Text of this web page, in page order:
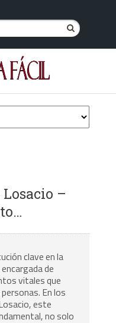
–
clave en la
de
vitales que
En los
este
no solo